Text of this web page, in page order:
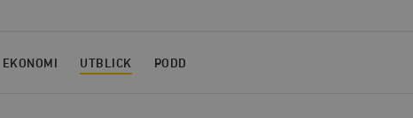
EKONOMI UTBLICK PODD